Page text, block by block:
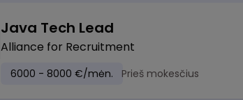
Java Tech Lead
Alliance for Recruitment
6000 - 8000 €/mėn. Prieš mokesčius